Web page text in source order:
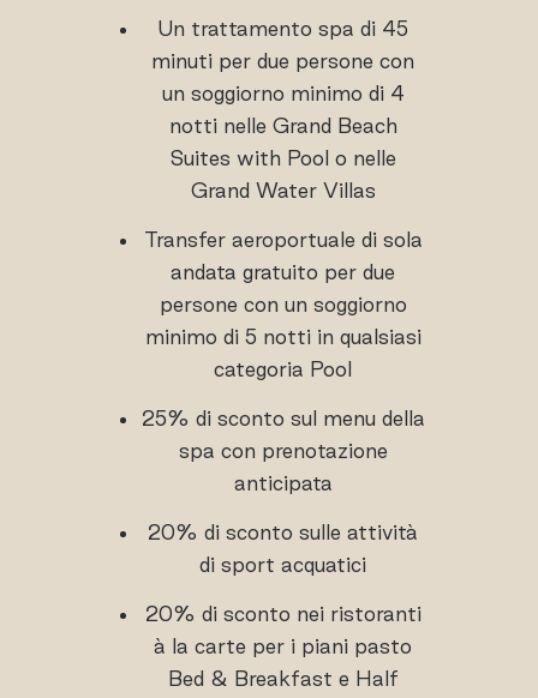
Un trattamento spa di 45
minuti per due persone con
un soggiorno minimo di 4
notti nelle Grand Beach
Suites with Pool o nelle
Grand Water Villas
Transfer aeroportuale di sola
andata gratuito per due
persone con un soggiorno
minimo di 5 notti in qualsiasi
categoria Pool
25% di sconto sul menu della
spa con prenotazione
anticipata
20% di sconto sulle attività
di sport acquatici
20% di sconto nei ristoranti
à la carte per i piani pasto
Bed & Breakfast e Half